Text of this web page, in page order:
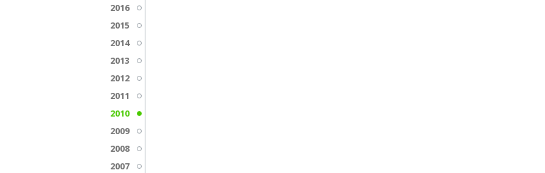
2016
2015
2014
2013
2012
2011
2010
2009
2008
2007